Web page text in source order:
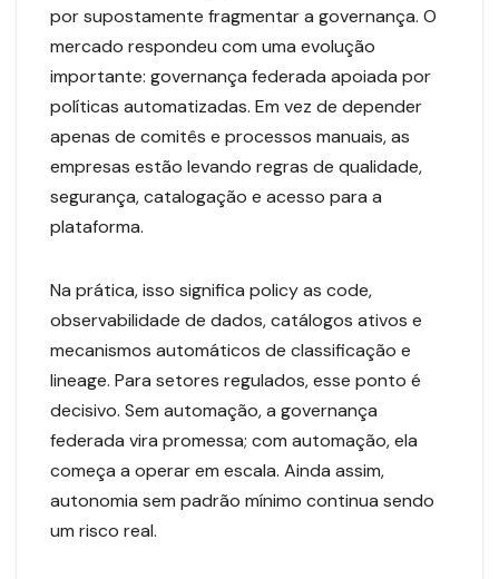
por supostamente fragmentar a governança. O
mercado respondeu com uma evolução
importante: governança federada apoiada por
políticas automatizadas. Em vez de depender
apenas de comitês e processos manuais, as
empresas estão levando regras de qualidade,
segurança, catalogação e acesso para a
plataforma.
Na prática, isso significa policy as code,
observabilidade de dados, catálogos ativos e
mecanismos automáticos de classificação e
lineage. Para setores regulados, esse ponto é
decisivo. Sem automação, a governança
federada vira promessa; com automação, ela
começa a operar em escala. Ainda assim,
autonomia sem padrão mínimo continua sendo
um risco real.